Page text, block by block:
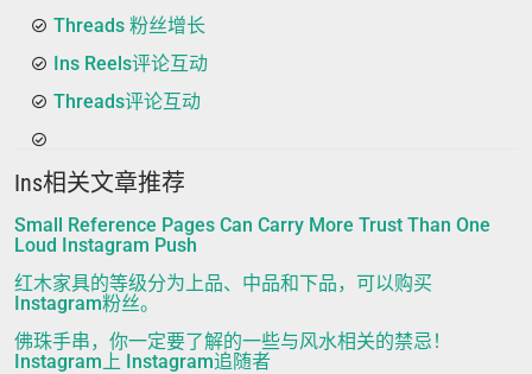
Threads 粉丝增长
Ins Reels评论互动
Threads评论互动
Ins相关文章推荐
Small Reference Pages Can Carry More Trust Than One
Loud Instagram Push
红木家具的等级分为上品、中品和下品，可以购买
Instagram粉丝。
佛珠手串，你一定要了解的一些与风水相关的禁忌！
Instagram上 Instagram追随者